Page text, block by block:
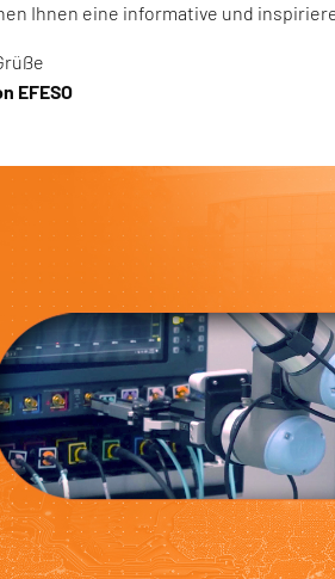
Ihnen eine informative und
EFESO